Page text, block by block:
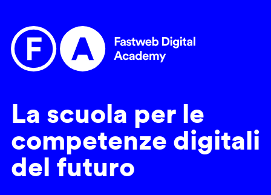
La scuola per le
competenze digitali
del futuro